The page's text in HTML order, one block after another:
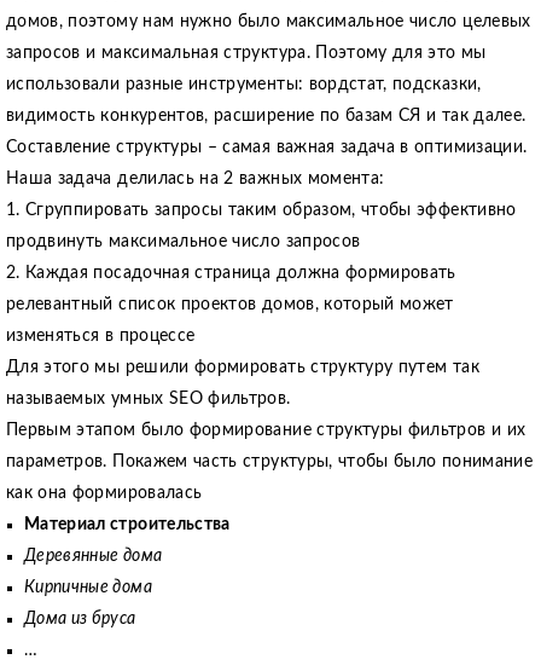
домов, поэтому нам нужно было максимальное число целевых
запросов и максимальная структура. Поэтому для это мы
использовали разные инструменты: вордстат, подсказки,
видимость конкурентов, расширение по базам СЯ и так далее.
Составление структуры – самая важная задача в оптимизации.
Наша задача делилась на 2 важных момента:
1. Сгруппировать запросы таким образом, чтобы эффективно
продвинуть максимальное число запросов
2. Каждая посадочная страница должна формировать
релевантный список проектов домов, который может
изменяться в процессе
Для этого мы решили формировать структуру путем так
называемых умных SEO фильтров.
Первым этапом было формирование структуры фильтров и их
параметров. Покажем часть структуры, чтобы было понимание
как она формировалась
Материал строительства
Деревянные дома
Кирпичные дома
Дома из бруса
…